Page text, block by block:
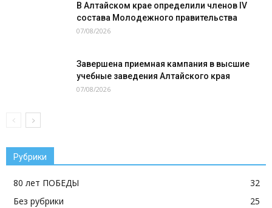
В Алтайском крае определили членов IV
состава Молодежного правительства
07/08/2026
Завершена приемная кампания в высшие
учебные заведения Алтайского края
07/08/2026
Рубрики
80 лет ПОБЕДЫ
32
Без рубрики
25